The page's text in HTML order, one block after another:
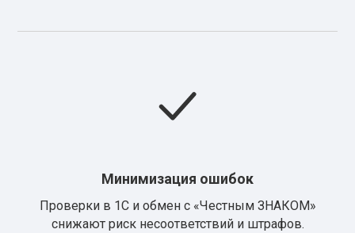
Минимизация ошибок
Проверки в 1С и обмен с «Честным ЗНАКОМ»
снижают риск несоответствий и штрафов.